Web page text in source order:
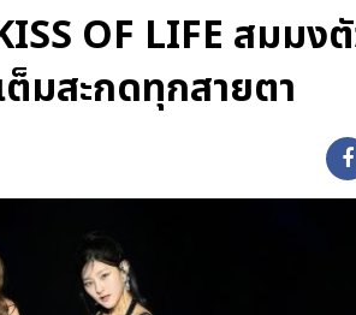
OF LIFE สมมง
มสะกดทุกสายตา